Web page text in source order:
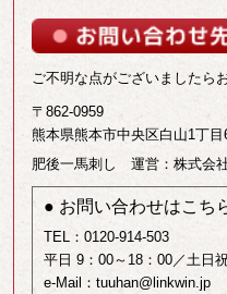
ご不明な点がございましたら
〒862-0959
熊本県熊本市中央区白山1丁目
肥後一馬刺し
運営：株式会
● お問い合わせはこち
TEL：0120-914-503
平日 9：00～18：00／土日
e-Mail：tuuhan@linkwin.jp